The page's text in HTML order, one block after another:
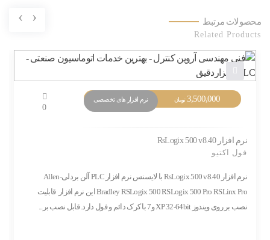
محصولات مرتبط
Related Products
3,500,000 تومان نرم افزار های تخصصی
0
نرم افزار RsLogix 500 v8.40
فول اکتیو
نرم افزار RsLogix 500 v8.40 با لایسنس نرم افزار PLC آلن بردلی-Allen
Bradley RSLogix 500 RSLogix 500 Pro RSLinx Pro این نرم افزار قابلیت
نصب بر روی ویندوز XP 32-64bit و7 با کرک دائم و فول دارد. قابل نصب بر...
‹
›